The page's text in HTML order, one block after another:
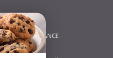
BRENNE - FRANCE
84